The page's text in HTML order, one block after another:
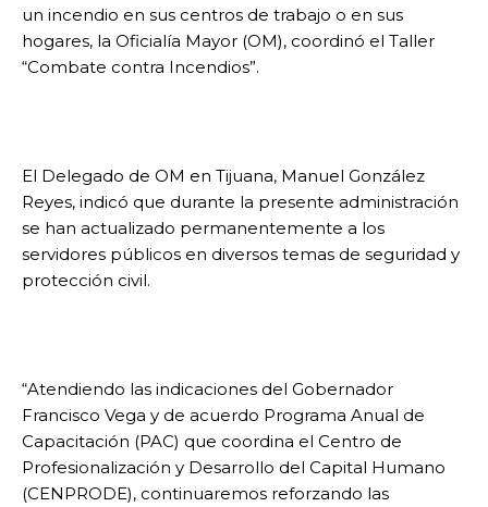
un incendio en sus centros de trabajo o en sus
hogares, la Oficialía Mayor (OM), coordinó el Taller
“Combate contra Incendios”.
El Delegado de OM en Tijuana, Manuel González
Reyes, indicó que durante la presente administración
se han actualizado permanentemente a los
servidores públicos en diversos temas de seguridad y
protección civil.
“Atendiendo las indicaciones del Gobernador
Francisco Vega y de acuerdo Programa Anual de
Capacitación (PAC) que coordina el Centro de
Profesionalización y Desarrollo del Capital Humano
(CENPRODE), continuaremos reforzando las